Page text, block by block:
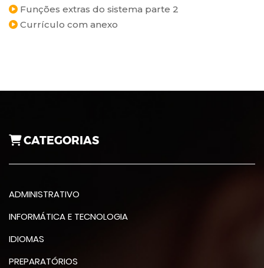
Funções extras do sistema parte 2
Currículo com anexo
CATEGORIAS
ADMINISTRATIVO
INFORMÁTICA E TECNOLOGIA
IDIOMAS
PREPARATÓRIOS